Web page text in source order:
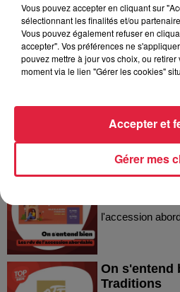
Dans la même série
On s'entend
On s'entend
du Bas-Rhin
l'accession
On s'entend
Traditions
Vous pouvez accepter en cliquant sur
sélectionnant les finalités et/ou
Vous pouvez également refuser en
accepter". Vos préférences ne
pouvez mettre à jour vos choix, ou
moment via le lien "Gérer les cookies"
Gérer mes
Accepter et